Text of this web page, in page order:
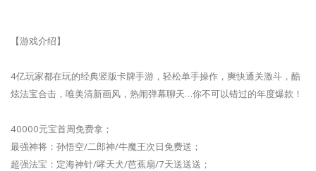
【游戏介绍】
4亿玩家都在玩的经典竖版卡牌手游，轻松单手操作，爽快通关激斗，酷
炫法宝合击，唯美清新画风，热闹弹幕聊天…你不可以错过的年度爆款！
40000元宝首周免费拿；
最强神将：孙悟空/二郎神/牛魔王次日免费送；
超强法宝：定海神针/哮天犬/芭蕉扇/7天送送送；